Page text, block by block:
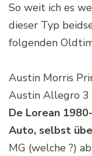
So weit ich es
dieser Typ
folgenden
Austin Morris
Austin Allegro 3
De Lorean
Auto, selbst
MG (welche ?)